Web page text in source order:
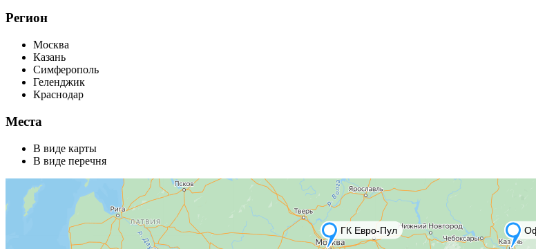
Регион
Москва
Казань
Симферополь
Геленджик
Краснодар
Места
В виде карты
В виде перечня